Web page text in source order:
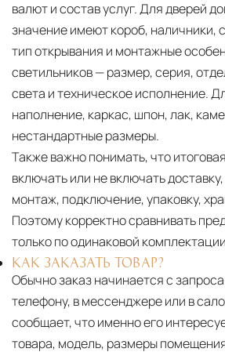
валют и состав услуг. Для дверей
значение имеют короб, наличники,
тип открывания и монтажные
светильников — размер, серия,
света и техническое исполнение.
наполнение, каркас, шпон, лак,
нестандартные размеры.
Также важно понимать, что
включать или не включать
монтаж, подключение, упаковку,
Поэтому корректно сравнивать
только по одинаковой
КАК ЗАКАЗАТЬ ТОВАР?
Обычно заказ начинается с
телефону, в мессенджере или в
сообщает, что именно его
товара, модель, размеры